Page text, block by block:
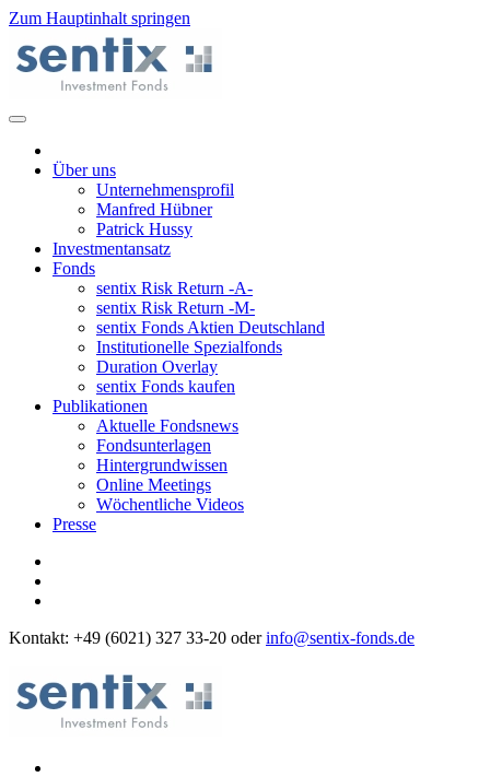
Zum Hauptinhalt springen
Über uns
Unternehmensprofil
Manfred Hübner
Patrick Hussy
Investmentansatz
Fonds
sentix Risk Return -A-
sentix Risk Return -M-
sentix Fonds Aktien Deutschland
Institutionelle Spezialfonds
Duration Overlay
sentix Fonds kaufen
Publikationen
Aktuelle Fondsnews
Fondsunterlagen
Hintergrundwissen
Online Meetings
Wöchentliche Videos
Presse
Kontakt: +49 (6021) 327 33-20 oderinfo@sentix-fonds.de